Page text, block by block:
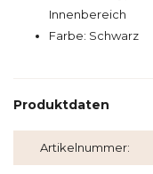
Innenbereich
Farbe: Schwarz
Produktdaten
Artikelnummer: